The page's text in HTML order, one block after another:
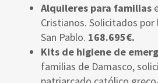
Alquileres para familias
Cristianos. Solicitados
San Pablo. 168.695€.
Kits de higiene de
familias de Damasco,